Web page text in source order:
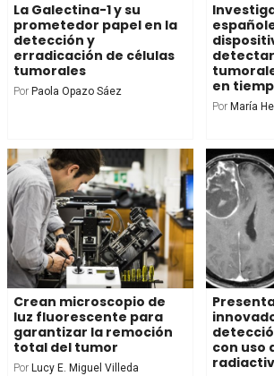
La Galectina-1 y su
prometedor papel en la
detección y
erradicación de células
tumorales
Por Paola Opazo Sáez
en
Por María
Crean microscopio de
luz fluorescente para
garantizar la remoción
total del tumor
Por Lucy E. Miguel Villeda
con uso